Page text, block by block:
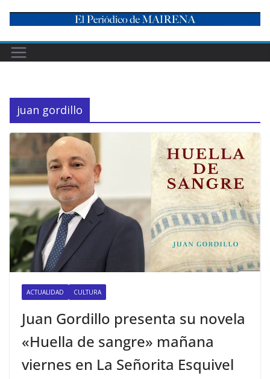
content
juan gordillo
ACTUALIDAD CULTURA
Juan Gordillo presenta su novela
«Huella de sangre» mañana
viernes en La Señorita Esquivel